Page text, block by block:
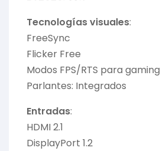
Tecnologías visuales:
FreeSync
Flicker Free
Modos FPS/RTS para gaming
Parlantes: Integrados
Entradas:
HDMI 2.1
DisplayPort 1.2